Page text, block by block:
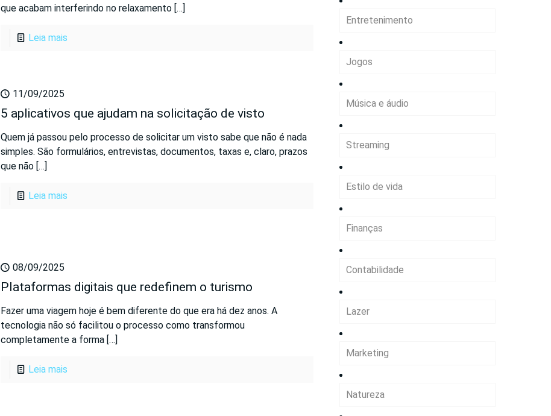
que acabam interferindo no relaxamento[…]
Leia mais
11/09/2025
5 aplicativos que ajudam na solicitação de visto
Quem já passou pelo processo de solicitar um visto sabe que não é nada
simples. São formulários, entrevistas, documentos, taxas e, claro, prazos
que não[…]
Leia mais
08/09/2025
Plataformas digitais que redefinem o turismo
Fazer uma viagem hoje é bem diferente do que era há dez anos. A
tecnologia não só facilitou o processo como transformou
completamente a forma[…]
Leia mais
Entretenimento
Jogos
Música e áudio
Streaming
Estilo de vida
Finanças
Contabilidade
Lazer
Marketing
Natureza